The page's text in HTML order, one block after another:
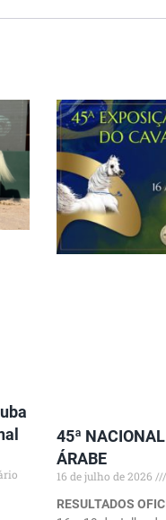
45ª
ÁRABE
16 de julho de 2026
RESULTADOS